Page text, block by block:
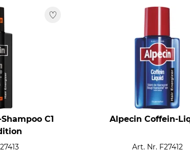
C1
Alpecin Coffein-
Art. Nr. F27412